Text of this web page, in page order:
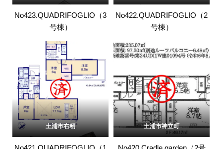
No423.QUADRIFOGLIO（3
号棟）
No422.QUADRIFOGLIO（2
号棟）
土浦市右籾 土浦市神立町